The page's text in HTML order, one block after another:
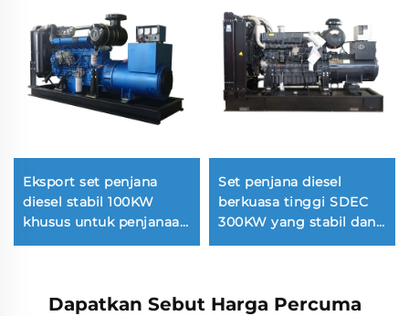
Eksport set penjana
diesel stabil 100KW
khusus untuk penjanaan
Set penjana diesel
berkuasa tinggi SDEC
300KW yang stabil dan
Dapatkan Sebut Harga Percuma